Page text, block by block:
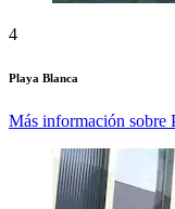
4
Playa Blanca
Más información sobre